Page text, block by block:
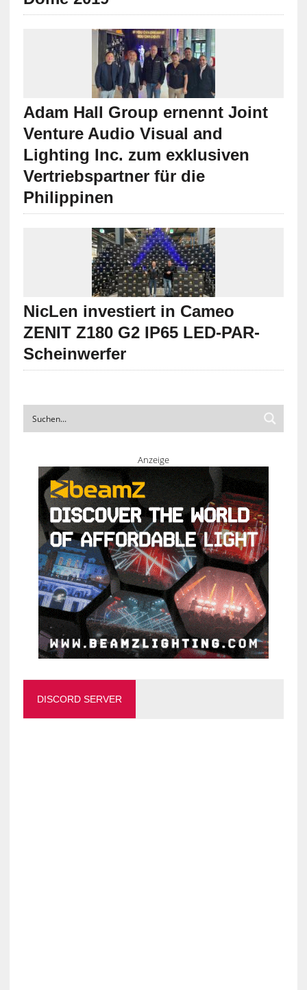
Adam Hall Group ernennt Joint
Venture Audio Visual and
Lighting Inc. zum exklusiven
Vertriebspartner für die
Philippinen
NicLen investiert in Cameo
ZENIT Z180 G2 IP65 LED-PAR-
Scheinwerfer
Anzeige
DISCORD SERVER